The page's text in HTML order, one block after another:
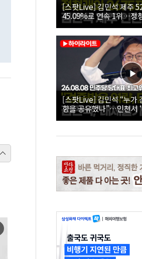
[스팟Live] 김민석 제주
45.09%로 연속 1위…정
26.08.08 더불어민주당 당
보 인천 합동연설회
[스팟Live] 김민석 “누가
향을 공유했나”…인천서
26.08.08 더불어민주당 당